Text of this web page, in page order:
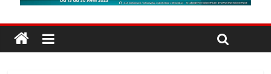
mobilisent pour le recensement